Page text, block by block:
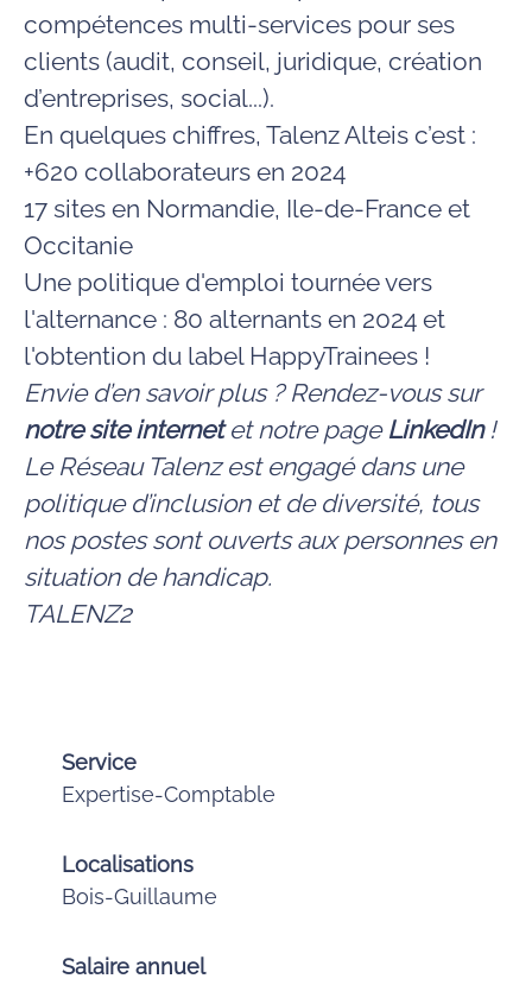
compétences multi-services pour ses
clients (audit, conseil, juridique, création
d’entreprises, social...).
En quelques chiffres, Talenz Alteis c’est :
+620 collaborateurs en 2024
17 sites en Normandie, Ile-de-France et
Occitanie
Une politique d'emploi tournée vers
l'alternance : 80 alternants en 2024 et
l'obtention du label HappyTrainees !
Envie d’en savoir plus ? Rendez-vous sur
notre site internet et notre pageLinkedIn !
Le Réseau Talenz est engagé dans une
politique d’inclusion et de diversité, tous
nos postes sont ouverts aux personnes en
situation de handicap.
TALENZ2
Service
Expertise-Comptable
Localisations
Bois-Guillaume
Salaire annuel